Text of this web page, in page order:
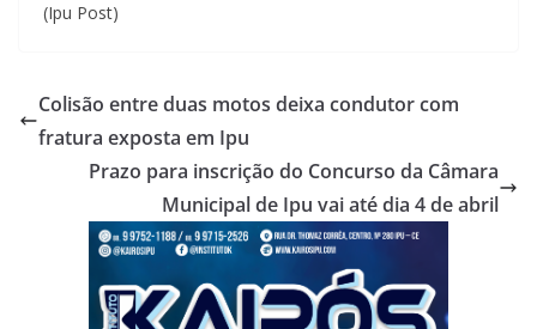
(Ipu Post)
Colisão entre duas motos deixa condutor com
fratura exposta em Ipu
Prazo para inscrição do Concurso da Câmara
Municipal de Ipu vai até dia 4 de abril